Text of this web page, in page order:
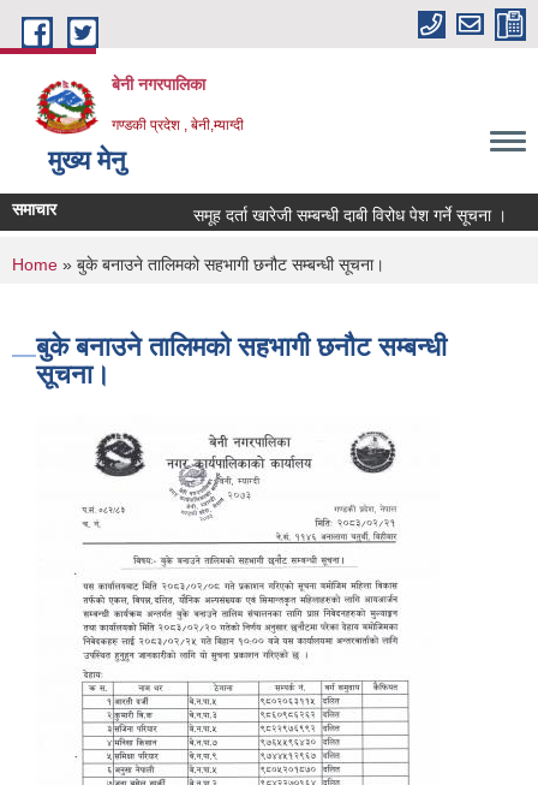
Skip to main content
बेनी नगरपालिका
गण्डकी प्रदेश , बेनी,म्याग्दी
मुख्य मेनु
समाचार समूह दर्ता खारेजी सम्बन्धी दाबी विरोध पेश गर्ने सूचना ।
You are here
Home » बुके बनाउने तालिमको सहभागी छनौट सम्बन्धी सूचना।
बुके बनाउने तालिमको सहभागी छनौट सम्बन्धी
सूचना।